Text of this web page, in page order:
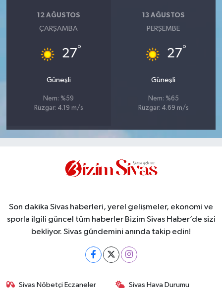
12 AĞUSTOS
ÇARŞAMBA
27°
Güneşli
Nem: %59
Rüzgar: 4.19 m/s
13 AĞUSTOS
PERŞEMBE
27°
Güneşli
Nem: %65
Rüzgar: 4.69 m/s
Son dakika Sivas haberleri, yerel gelişmeler, ekonomi ve
sporla ilgili güncel tüm haberler Bizim Sivas Haber’de sizi
bekliyor. Sivas gündemini anında takip edin!
Sivas Nöbetçi Eczaneler Sivas Hava Durumu